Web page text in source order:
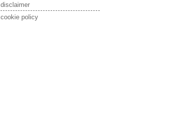
disclaimer
cookie policy